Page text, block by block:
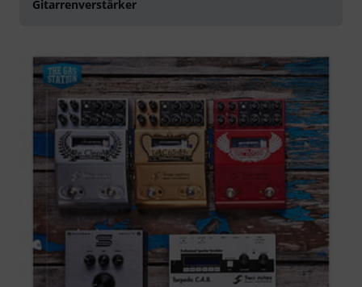
Gitarrenverstärker